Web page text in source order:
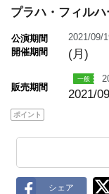
プラハ・フィル
公演期間
開催期間
2021/09/
(月)
販売期間
2021/
ポイント